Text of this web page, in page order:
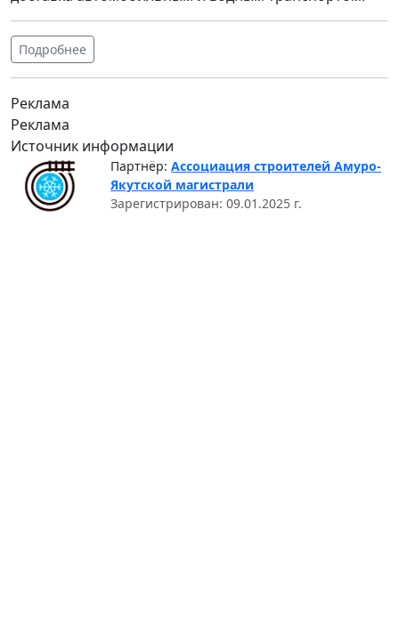
Подробнее
Реклама
Реклама
Источник информации
Партнёр: Ассоциация строителей Амуро-
Якутской магистрали
Зарегистрирован: 09.01.2025 г.